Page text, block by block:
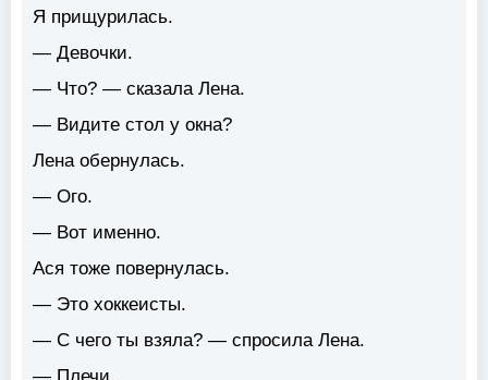
Я прищурилась.
— Девочки.
— Что? — сказала Лена.
— Видите стол у окна?
Лена обернулась.
— Ого.
— Вот именно.
Ася тоже повернулась.
— Это хоккеисты.
— С чего ты взяла? — спросила Лена.
— Плечи.